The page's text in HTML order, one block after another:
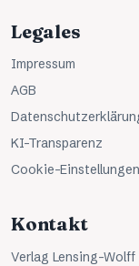
Legales
Impressum
AGB
KI-Transparenz
Cookie-Einstellungen
Kontakt
Verlag Lensing-Wolff